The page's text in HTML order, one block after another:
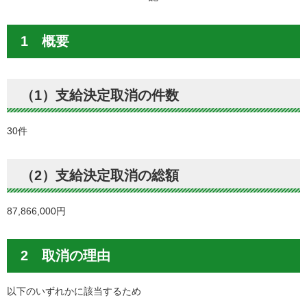
1 概要
（1）支給決定取消の件数
30件
（2）支給決定取消の総額
87,866,000円
2 取消の理由
以下のいずれかに該当するため